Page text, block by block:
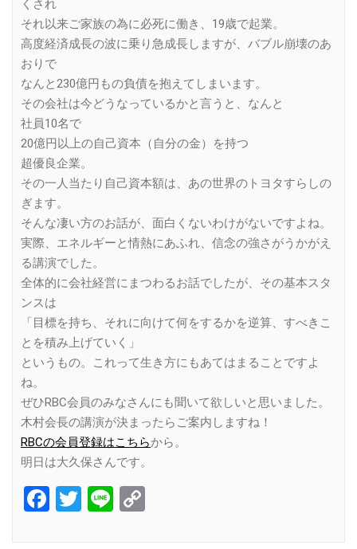
くされ
それ以来ご家族の為に必死に働き、19歳で起業。
高度経済成長の波に乗り急成長しますが、バブル崩壊のあ
おりで
なんと230億円もの負債を抱えてしまいます。
その会社は今どうなっているかと言うと、なんと
社員10名で
20億円以上の自己資本（自分の金）を持つ
超優良企業。
その一人当たり自己資本額は、あの世界のトヨタすらしの
ぎます。
そんな凄い方のお話が、面白くないわけがないですよね。
実際、エネルギーと情熱にあふれ、信念の強さがうかがえ
る講演でした。
全体的に会社経営にまつわるお話でしたが、その基本スタ
ンスは
「目標を持ち、それに向けて何をするかを逆算、すべきこ
とを積み上げていく」
というもの。これって生き方にもあてはまることですよ
ね。
ぜひRBC会員のみなさんにも聞いて欲しいと思いました。
木村会長の講演が決まったらご案内しますね！
RBCの会員登録はこちらから。
明日は大久保さんです。
Facebook
Twitter
Line